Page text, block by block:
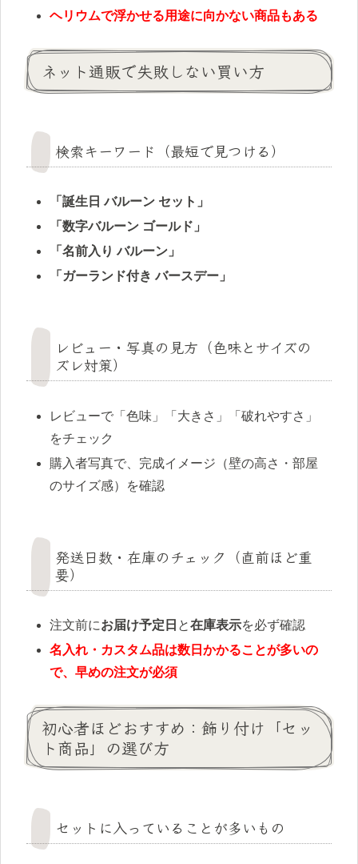
ヘリウムで浮かせる用途に向かない商品もある
ネット通販で失敗しない買い方
検索キーワード（最短で見つける）
「誕生日 バルーン セット」
「数字バルーン ゴールド」
「名前入り バルーン」
「ガーランド付き バースデー」
レビュー・写真の見方（色味とサイズの
ズレ対策）
レビューで「色味」「大きさ」「破れやすさ」
をチェック
購入者写真で、完成イメージ（壁の高さ・部屋
のサイズ感）を確認
発送日数・在庫のチェック（直前ほど重
要）
注文前にお届け予定日 と在庫表示を必ず確認
名入れ・カスタム品は数日かかることが多いの
で、早めの注文が必須
初心者ほどおすすめ：飾り付け「セッ
ト商品」の選び方
セットに入っていることが多いもの